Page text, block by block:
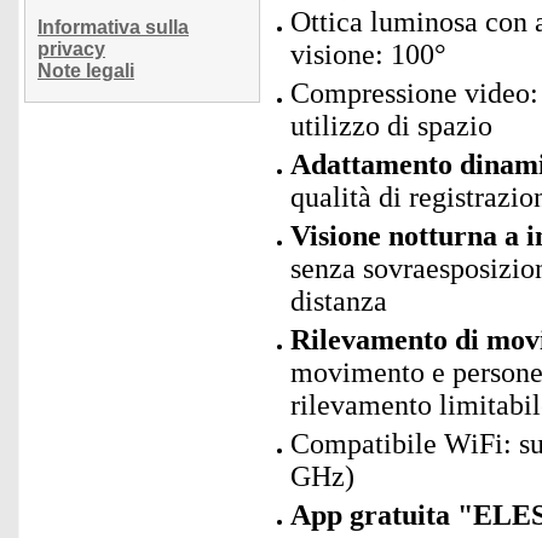
Informativa sulla
privacy
Note legali
Ottica luminosa con
visione: 100°
Compressione
utilizzo di spazio
Adattamento
qualità di
Visione notturna a
senza
distanza
Rilevamento di
movimento e
rilevamento
Compatibile WiFi:
GHz)
App gratuita